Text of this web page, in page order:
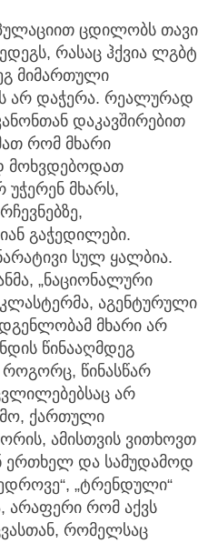
ცდილობს თავი
რასაც ჰქვია ლგბტ
მიმართული
არ დაჭერა. რეალურად
დაკავშირებით
რომ მხარი
მოხვდებოდათ
უჭერენ მხარს,
გაჭედილები.
სულ ყალბია.
„ნაციონალური
კლასტერმა, აგენტურული
მხარი არ
წინააღმდეგ
როგორც, წინასწარ
არ
ქართული
ამისთვის ვითხოვთ
ერთხელ და სამუდამოდ
„ტრენდული“
არაფერი რომ აქვს
რომელსაც